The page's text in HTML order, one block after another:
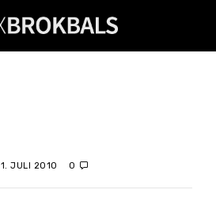
1. JULI 2010 0